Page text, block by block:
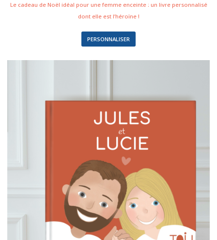
Le cadeau de Noël idéal pour une femme enceinte : un livre personnalisé
dont elle est l’héroïne !
PERSONNALISER